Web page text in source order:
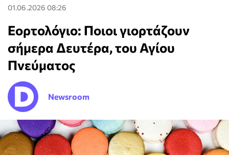
01.06.2026 08:26
Εορτολόγιο: Ποιοι γιορτάζουν
σήμερα Δευτέρα, του Αγίου
Πνεύματος
Newsroom